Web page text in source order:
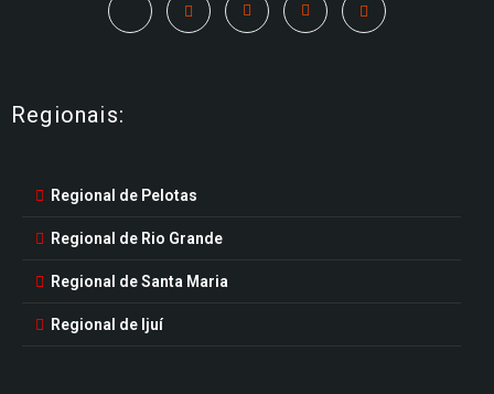
Regionais:
Regional de Pelotas
Regional de Rio Grande
Regional de Santa Maria
Regional de Ijuí